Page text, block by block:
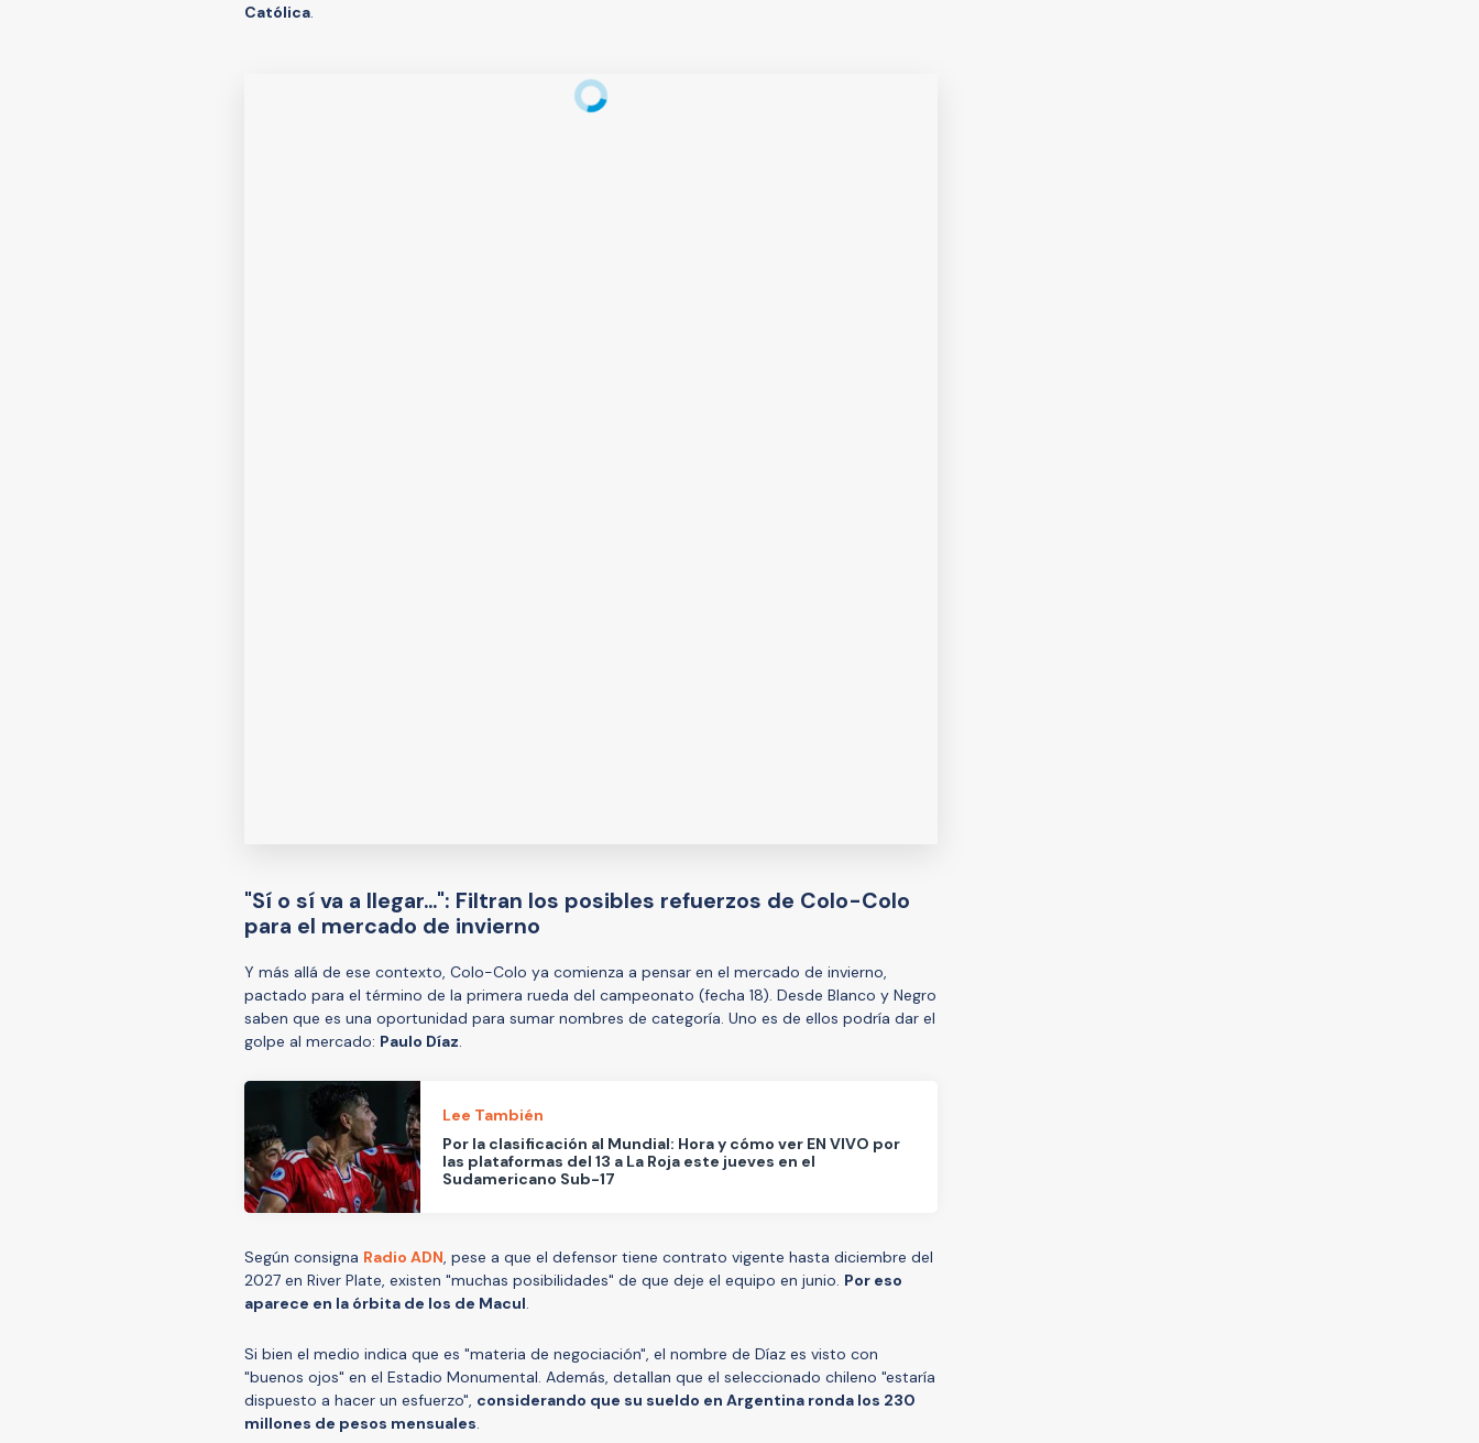
Católica.
"Sí o sí va a llegar...": Filtran los posibles refuerzos de Colo-Colo
para el mercado de invierno
Y más allá de ese contexto, Colo-Colo ya comienza a pensar en el mercado de invierno,
pactado para el término de la primera rueda del campeonato (fecha 18). Desde Blanco y Negro
saben que es una oportunidad para sumar nombres de categoría. Uno es de ellos podría dar el
golpe al mercado: Paulo Díaz.
Lee También
Por la clasificación al Mundial: Hora y cómo ver EN VIVO por
las plataformas del 13 a La Roja este jueves en el
Sudamericano Sub-17
Según consigna Radio ADN, pese a que el defensor tiene contrato vigente hasta diciembre del
2027 en River Plate, existen "muchas posibilidades" de que deje el equipo en junio. Por eso
aparece en la órbita de los de Macul.
Si bien el medio indica que es "materia de negociación", el nombre de Díaz es visto con
"buenos ojos" en el Estadio Monumental. Además, detallan que el seleccionado chileno "estaría
dispuesto a hacer un esfuerzo", considerando que su sueldo en Argentina ronda los 230
millones de pesos mensuales.